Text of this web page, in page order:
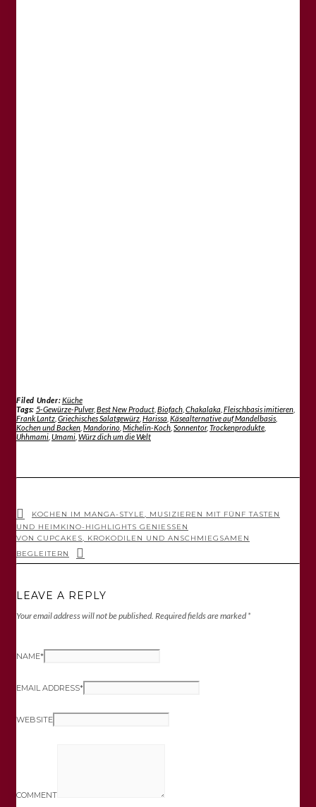
Filed Under: Küche
Tags: 5-Gewürze-Pulver, Best New Product, Biofach, Chakalaka Fleischbasis imitieren,
Frank Lantz Griechisches Salatgewürz Harissa Käsealternative auf Mandelbasis
Kochen und Backen Mandorino Michelin-Koch Sonnentor, Trockenprodukte
Uhhmami Umami Würz dich um die Welt
KOCHEN IM MANGA-STYLE, MUSIZIEREN MIT FÜNF TASTEN
UND HEIMKINO-HIGHLIGHTS GENIESSEN
VON CUPCAKES, KROKODILEN UND ANSCHMIEGSAMEN
BEGLEITERN
LEAVE A REPLY
Your email address will not be published. Required fields are marked *
NAME*
EMAIL ADDRESS*
WEBSITE
COMMENT